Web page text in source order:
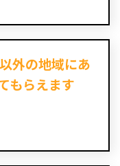
外の地域にあ
もらえます